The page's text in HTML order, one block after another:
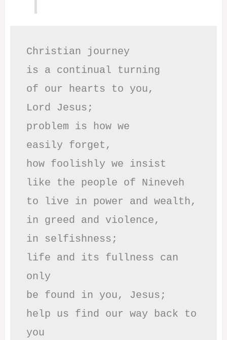
Christian journey
is a continual turning
of our hearts to you,
Lord Jesus;
problem is how we
easily forget,
how foolishly we insist
like the people of Nineveh
to live in power and wealth,
in greed and violence,
in selfishness;
life and its fullness can
only
be found in you, Jesus;
help us find our way back to
you